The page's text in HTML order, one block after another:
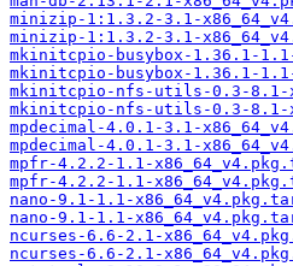
minizip-1:1.3.2-3.1-
minizip-1:1.3.2-3.1-
mkinitcpio-busybox-1.36.1-
mkinitcpio-busybox-1.36.1-
mkinitcpio-nfs-utils-0.3-8.1-
mkinitcpio-nfs-utils-0.3-8.1-
mpdecimal-4.0.1-3.1-
mpdecimal-4.0.1-3.1-
mpfr-4.2.2-1.1-
mpfr-4.2.2-1.1-
nano-9.1-1.1-
nano-9.1-1.1-
ncurses-6.6-2.1-
ncurses-6.6-2.1-